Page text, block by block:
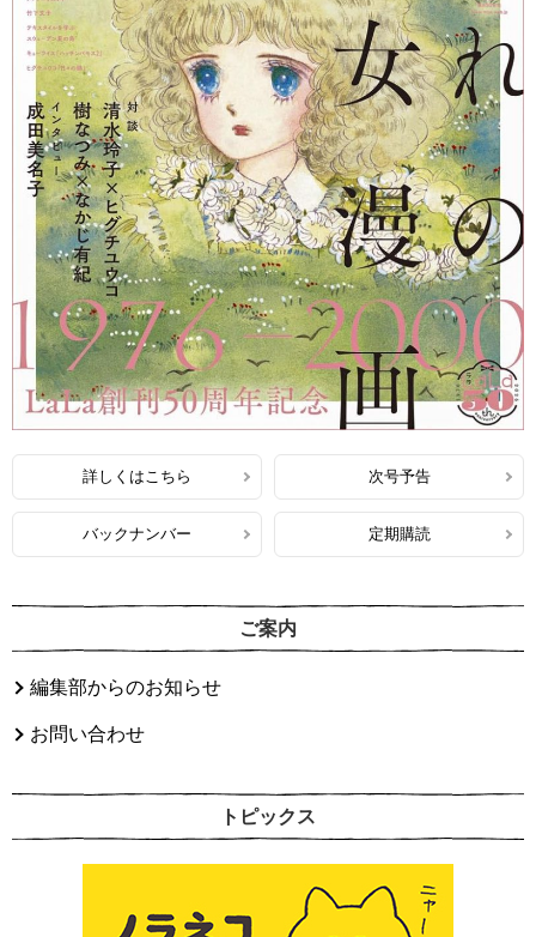
詳しくはこちら 次号予告
バックナンバー 定期購読
ご案内
編集部からのお知らせ
お問い合わせ
トピックス